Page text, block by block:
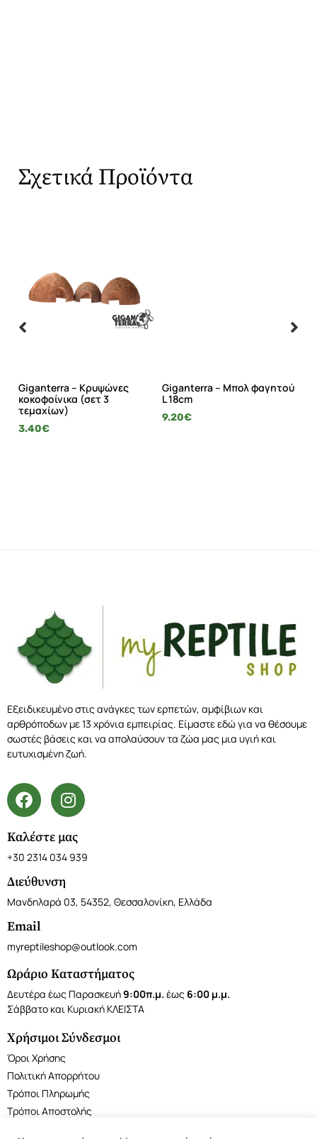
Σχετικά Προϊόντα
Giganterra – Κρυψώνες
κοκοφοίνικα (σετ 3
τεμαχίων)
3.40€
Giganterra – Μπολ φαγητού
L 18cm
9.20€
Εξειδικευμένο στις ανάγκες των ερπετών, αμφίβιων και
αρθρόποδων με 13 χρόνια εμπειρίας. Είμαστε εδώ για να θέσουμε
σωστές βάσεις και να απολαύσουν τα ζώα μας μια υγιή και
ευτυχισμένη ζωή.
Καλέστε μας
+30 2314 034 939
Διεύθυνση
Μανδηλαρά 03, 54352, Θεσσαλονίκη, Ελλάδα
Email
myreptileshop@outlook.com
Ωράριο Καταστήματος
Δευτέρα έως Παρασκευή9:00π.μ. έως 6:00 μ.μ.
Σάββατο και Κυριακή ΚΛΕΙΣΤΑ
Χρήσιμοι Σύνδεσμοι
Όροι Χρήσης
Πολιτική Απορρήτου
Τρόποι Πληρωμής
Τρόποι Αποστολής